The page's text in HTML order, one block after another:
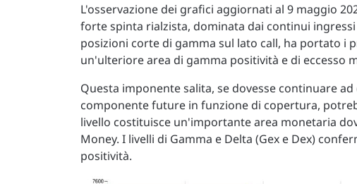
L'osservazione dei grafici aggiornati al 9 maggio
forte spinta rialzista, dominata dai continui
posizioni corte di gamma sul lato call, ha portato i
un'ulteriore area di gamma positività e di eccesso
Questa imponente salita, se dovesse continuare
componente future in funzione di copertura,
livello costituisce un'importante area monetaria
Money. I livelli di Gamma e Delta (Gex e Dex)
positività.